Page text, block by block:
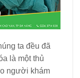
ta đều đã
là một thủ
người khám